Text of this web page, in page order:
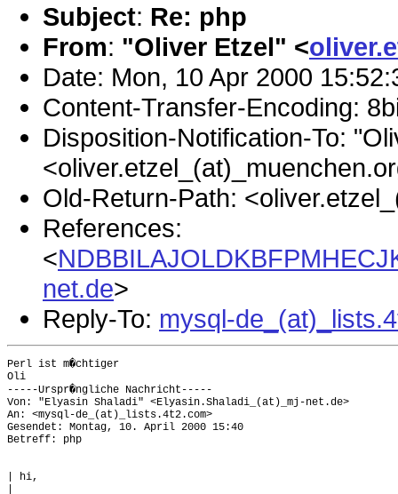
Subject: Re: php
From: "Oliver Etzel" <
Date: Mon, 10 Apr 2000
Content-Transfer-Encoding:
Disposition-Notification-To:
Old-Return-Path:
References:
<
net.de>
Reply-To: mysql-
Perl ist m�chtiger
Oli
-----Urspr�ngliche Nachricht-----
Von: "Elyasin Shaladi" <Elyasin.Shaladi_(at)_mj-net.de>
An: <mysql-de_(at)_lists.4t2.com>
Gesendet: Montag, 10. April 2000 15:40
Betreff: php
| hi,